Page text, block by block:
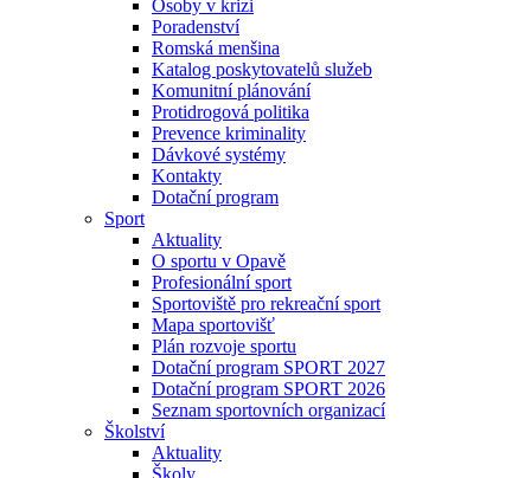
Osoby v krizi
Poradenství
Romská menšina
Katalog poskytovatelů služeb
Komunitní plánování
Protidrogová politika
Prevence kriminality
Dávkové systémy
Kontakty
Dotační program
Sport
Aktuality
O sportu v Opavě
Profesionální sport
Sportoviště pro rekreační sport
Mapa sportovišť
Plán rozvoje sportu
Dotační program SPORT 2027
Dotační program SPORT 2026
Seznam sportovních organizací
Školství
Aktuality